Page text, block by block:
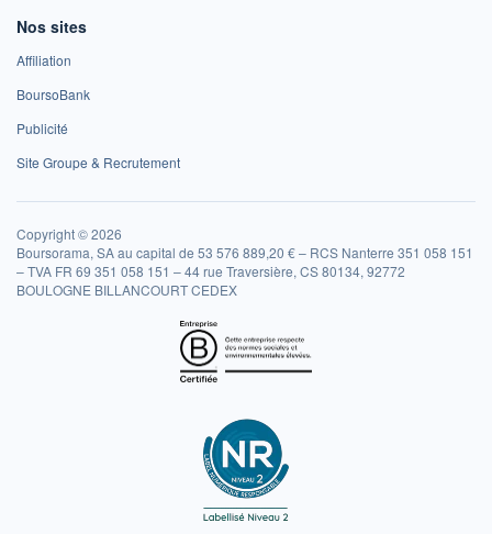
Nos sites
Affiliation
BoursoBank
Publicité
Site Groupe & Recrutement
Copyright © 2026
Boursorama, SA au capital de 53 576 889,20 € – RCS Nanterre 351 058 151
– TVA FR 69 351 058 151 – 44 rue Traversière, CS 80134, 92772
BOULOGNE BILLANCOURT CEDEX